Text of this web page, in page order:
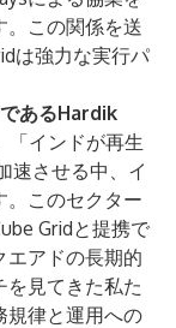
。この関係を送
は強力な実行パ
あるHardik
「インドが再生
速させる中、イ
。このセクター
Gridと提携で
エアドの長期的
見てきた私た
規律と運用への